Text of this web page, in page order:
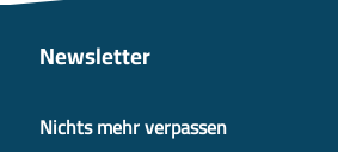
Newsletter
Nichts mehr verpassen